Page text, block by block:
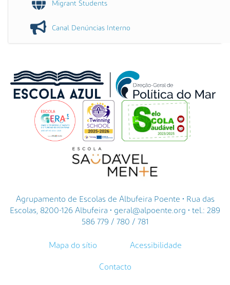
Migrant Students
Canal Denúncias Interno
Agrupamento de Escolas de Albufeira Poente • Rua das
Escolas, 8200-126 Albufeira • geral@alpoente.org • tel.: 289
586 779 / 780 / 781
Mapa do sítio Acessibilidade
Contacto